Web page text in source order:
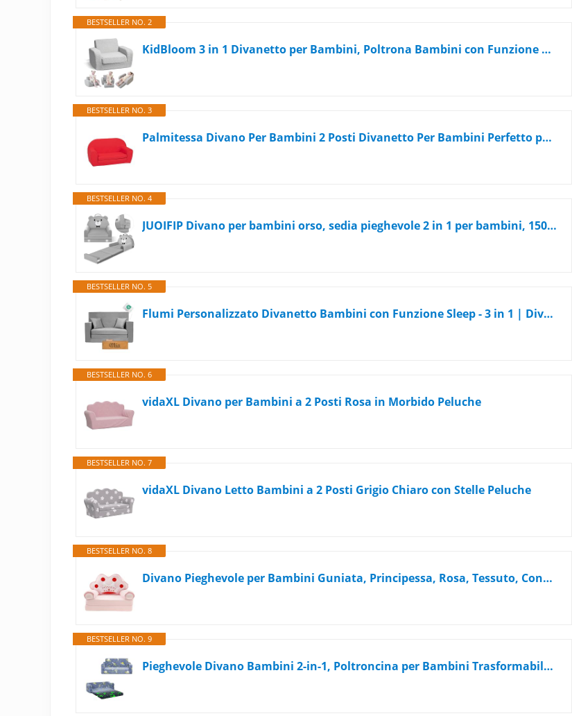
BESTSELLER NO. 2
KidBloom 3 in 1 Divanetto per Bambini, Poltrona Bambini con Funzione di Sonno, Pieghevole Poltroncina Bimbi
BESTSELLER NO. 3
Palmitessa Divano Per Bambini 2 Posti Divanetto Per Bambini Perfetto per giocare e dormire - Con materasso, cuscino e pouf sfoderabili 50x80x31cm (Rosso)
BESTSELLER NO. 4
JUOIFIP Divano per bambini orso, sedia pieghevole 2 in 1 per bambini, 150cm morbido divano in velluto cristallo per bambini piccoli per camera da letto, soggiorno
BESTSELLER NO. 5
Flumi Personalizzato Divanetto Bambini con Funzione Sleep - 3 in 1 | Divani Piccoli | Divano Bambini | Colore: (Grigio)
BESTSELLER NO. 6
vidaXL Divano per Bambini a 2 Posti Rosa in Morbido Peluche
BESTSELLER NO. 7
vidaXL Divano Letto Bambini a 2 Posti Grigio Chiaro con Stelle Peluche
BESTSELLER NO. 8
Divano Pieghevole per Bambini Guniata, Principessa, Rosa, Tessuto, Convertibile, 50.5x36x6, per la Festa dei Bambini e Compleanni
BESTSELLER NO. 9
Pieghevole Divano Bambini 2-in-1, Poltroncina per Bambini Trasformabile in Lettino per Regalo Bambino,Stabile Sedia si illumina al Buio Camere da Letto, Soggiorno e Stanza per i Giochi,Astronauta